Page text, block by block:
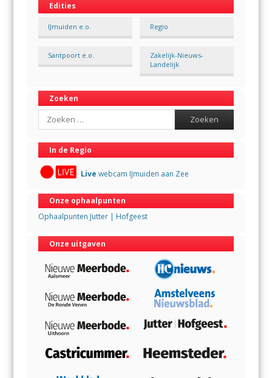
Edities
IJmuiden e.o. Regio
Santpoort e.o.
Zakelijk-Nieuws-
Landelijk
Zoeken
Search
In de Regio
Live webcam IJmuiden aan Zee
Onze ophaalpunten
Ophaalpunten Jutter | Hofgeest
Onze uitgaven